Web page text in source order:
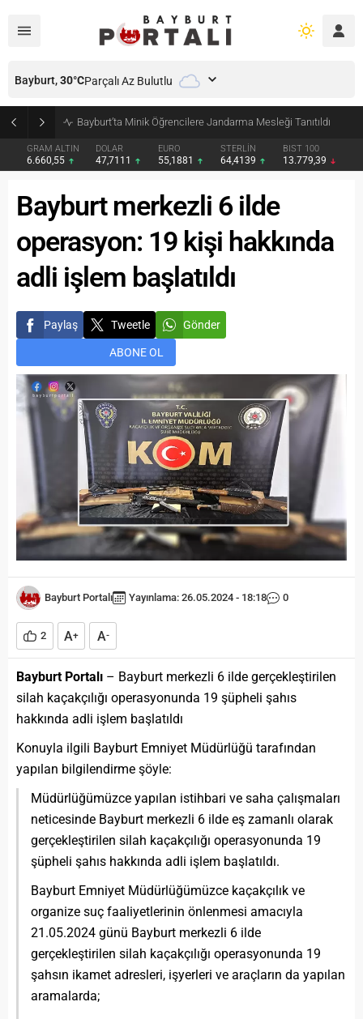
Bayburt’ta Minik Öğrencilere Jandarma Mesleği Tanıtıldı
GRAM ALTIN
6.660,55
DOLAR
47,7111
EURO
55,1881
STERLİN
64,4139
BIST 100
13.779,39
Bayburt,30°CParçalı Az Bulutlu
Bayburt merkezli 6 ilde
operasyon: 19 kişi hakkında
adli işlem başlatıldı
Paylaş Tweetle Gönder
ABONE OL
Bayburt Portalı Yayınlama: 26.05.2024 - 18:18 0
2 A+ A-
Bayburt Portalı – Bayburt merkezli 6 ilde gerçekleştirilen
silah kaçakçılığı operasyonunda 19 şüpheli şahıs
hakkında adli işlem başlatıldı
Konuyla ilgili Bayburt Emniyet Müdürlüğü tarafından
yapılan bilgilendirme şöyle:
Müdürlüğümüzce yapılan istihbari ve saha çalışmaları
neticesinde Bayburt merkezli 6 ilde eş zamanlı olarak
gerçekleştirilen silah kaçakçılığı operasyonunda 19
şüpheli şahıs hakkında adli işlem başlatıldı.
Bayburt Emniyet Müdürlüğümüzce kaçakçılık ve
organize suç faaliyetlerinin önlenmesi amacıyla
21.05.2024 günü Bayburt merkezli 6 ilde
gerçekleştirilen silah kaçakçılığı operasyonunda 19
şahsın ikamet adresleri, işyerleri ve araçların da yapılan
aramalarda;